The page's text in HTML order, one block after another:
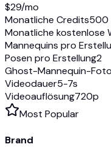
$29/mo
Monatliche Credits500
Monatliche kostenlose
Mannequins pro
Posen pro Erstellung2
Ghost-Mannequin-
Videodauer5-7s
Videoauflösung720p
Most Popular
Brand